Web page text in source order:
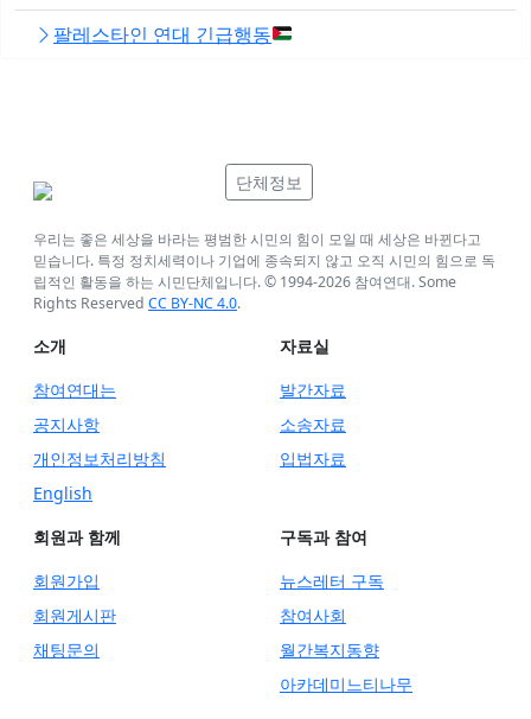
팔레스타인 연대 긴급행동
단체정보
우리는 좋은 세상을 바라는 평범한 시민의 힘이 모일 때 세상은 바뀐다고
믿습니다. 특정 정치세력이나 기업에 종속되지 않고 오직 시민의 힘으로 독
립적인 활동을 하는 시민단체입니다. © 1994-2026 참여연대. Some
Rights Reserved CC BY-NC 4.0.
소개
참여연대는
공지사항
개인정보처리방침
English
자료실
발간자료
소송자료
입법자료
회원과 함께
회원가입
회원게시판
채팅문의
구독과 참여
뉴스레터 구독
참여사회
월간복지동향
아카데미느티나무